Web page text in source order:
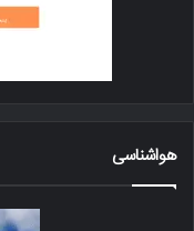
هواشناسی